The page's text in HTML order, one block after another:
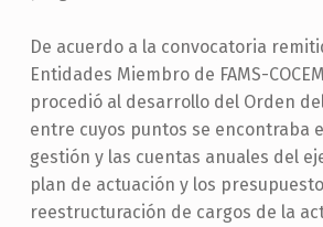
De acuerdo a la convocatoria
Entidades Miembro de FAMS-
procedió al desarrollo del Orden
entre cuyos puntos se encontraba
gestión y las cuentas anuales del
plan de actuación y los
reestructuración de cargos de la